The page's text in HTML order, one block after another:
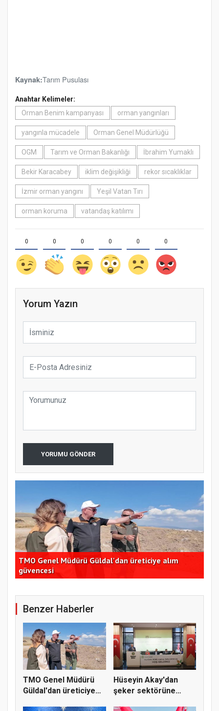
Kaynak:Tarım Pusulası
Anahtar Kelimeler:
Orman Benim kampanyası
orman yangınları
yangınla mücadele Orman Genel Müdürlüğü
OGM Tarım ve Orman Bakanlığı İbrahim Yumaklı
Bekir Karacabey iklim değişikliği rekor sıcaklıklar
İzmir orman yangını Yeşil Vatan Tırı
orman koruma vatandaş katılımı
0 0 0 0 0 0
Yorum Yazın
YORUMU GÖNDER
TMO Genel Müdürü Güldal'dan üreticiye alım
güvencesi
Benzer Haberler
TMO Genel Müdürü
Güldal'dan üreticiye
Hüseyin Akay'dan
şeker sektörüne